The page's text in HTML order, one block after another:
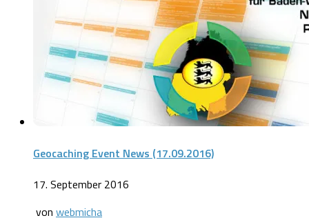
Geocaching Event News (17.09.2016)
17. September 2016
von webmicha